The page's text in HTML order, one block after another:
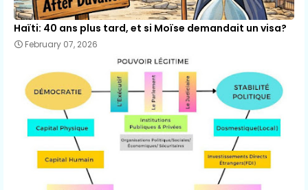
Haïti: 40 ans plus tard, et si Moïse demandait un visa?
February 07, 2026